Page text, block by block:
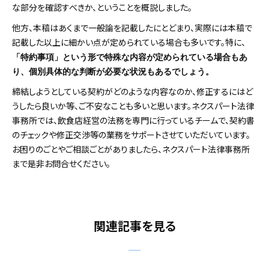
な部分を確認すべきか、ということを概説しました。
他方、本稿はあくまで一般論を記載したにとどまり、実際には本稿で
記載した以上に細かい点が定められている場合も多いです。特に、
「特約事項」という形で特殊な内容が定められている場合もあ
り、個別具体的な判断が必要な状況もあるでしょう。
締結しようとしている契約がどのような内容なのか、修正するにはど
うしたら良いか等、ご不安なことも多いと思います。ネクスパート法律
事務所では、飲食店経営の法務を専門に行っているチームで、契約書
のチェックや修正交渉等の業務をサポートさせていただいています。
お困りのごとやご相談ごとがありましたら、ネクスパート法律事務所
まで是非お問合せください。
関連記事を見る